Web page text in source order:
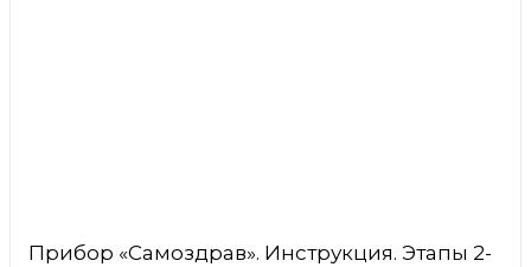
Прибор «Самоздрав». Инструкция. Этапы 2-